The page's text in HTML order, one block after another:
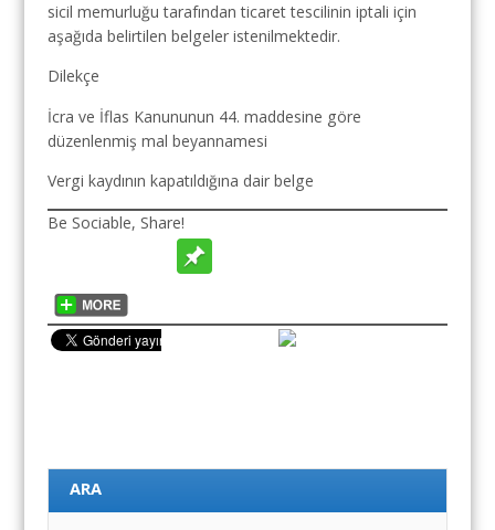
sicil memurluğu tarafından ticaret tescilinin iptali için
aşağıda belirtilen belgeler istenilmektedir.
Dilekçe
İcra ve İflas Kanununun 44. maddesine göre
düzenlenmiş mal beyannamesi
Vergi kaydının kapatıldığına dair belge
Be Sociable, Share!
ARA